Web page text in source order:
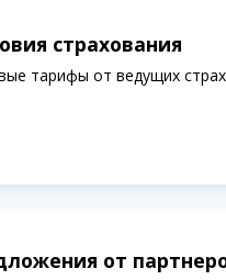
страхования
тарифы от ведущих
от